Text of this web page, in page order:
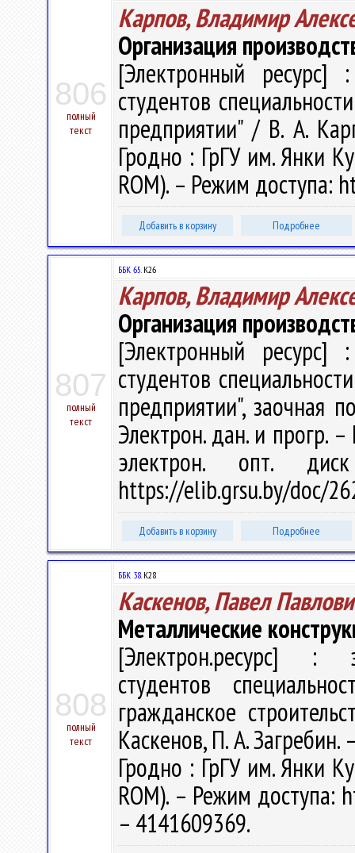
806
полный
текст
Карпов, Владимир
Организация
[Электронный ресурс]
студентов
предприятии" / В. А.
Гродно : ГрГУ им. Янки
ROM). – Режим доступа:
Добавить в корзину Подробнее
807
полный
текст
ББК 65.К26
Карпов, Владимир
Организация
[Электронный ресурс]
студентов
предприятии", заочная
Электрон. дан. и прогр.
электрон. опт.
https://elib.grsu.by/doc/
Добавить в корзину Подробнее
808
полный
текст
ББК 38.К28
Каскенов, Павел
Металлические
[Электрон.ресурс] :
студентов
гражданское
Каскенов, П. А.
Гродно : ГрГУ им. Янки
ROM). – Режим доступа:
– 4141609369.